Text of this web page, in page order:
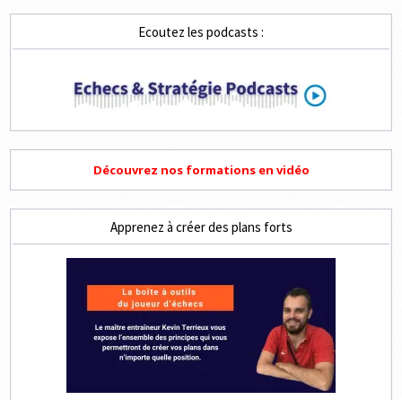
Ecoutez les podcasts :
Découvrez nos formations en vidéo
Apprenez à créer des plans forts